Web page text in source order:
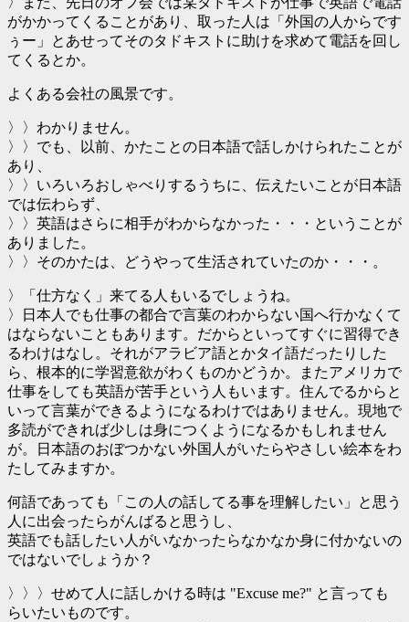
がかかってくることがあり、取った人は「外国の人からです
ぅー」とあせってそのタドキストに助けを求めて電話を回し
てくるとか。
よくある会社の風景です。
〉〉わかりません。
〉〉でも、以前、かたことの日本語で話しかけられたことが
あり、
〉〉いろいろおしゃべりするうちに、伝えたいことが日本語
では伝わらず、
〉〉英語はさらに相手がわからなかった・・・ということが
ありました。
〉〉そのかたは、どうやって生活されていたのか・・・。
〉「仕方なく」来てる人もいるでしょうね。
〉日本人でも仕事の都合で言葉のわからない国へ行かなくて
はならないこともあります。だからといってすぐに習得でき
るわけはなし。それがアラビア語とかタイ語だったりした
ら、根本的に学習意欲がわくものかどうか。またアメリカで
仕事をしても英語が苦手という人もいます。住んでるからと
いって言葉ができるようになるわけではありません。現地で
多読ができれば少しは身につくようになるかもしれません
が。日本語のおぼつかない外国人がいたらやさしい絵本をわ
たしてみますか。
何語であっても「この人の話してる事を理解したい」と思う
人に出会ったらがんばると思うし、
英語でも話したい人がいなかったらなかなか身に付かないの
ではないでしょうか？
〉〉〉せめて人に話しかける時は "Excuse me?" と言っても
らいたいものです。